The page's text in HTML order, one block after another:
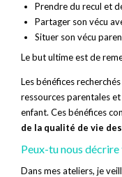
Prendre du recul et
Partager son vécu
Situer son vécu
Le but ultime est de
Les bénéfices
ressources parentales
enfant. Ces bénéfices
de la qualité de vie
Peux-tu nous décrire
Dans mes ateliers, je